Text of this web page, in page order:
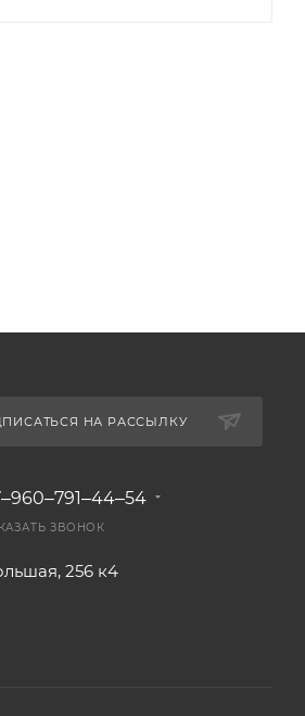
НА РАССЫЛКУ
ЗВОНОК
256 к4